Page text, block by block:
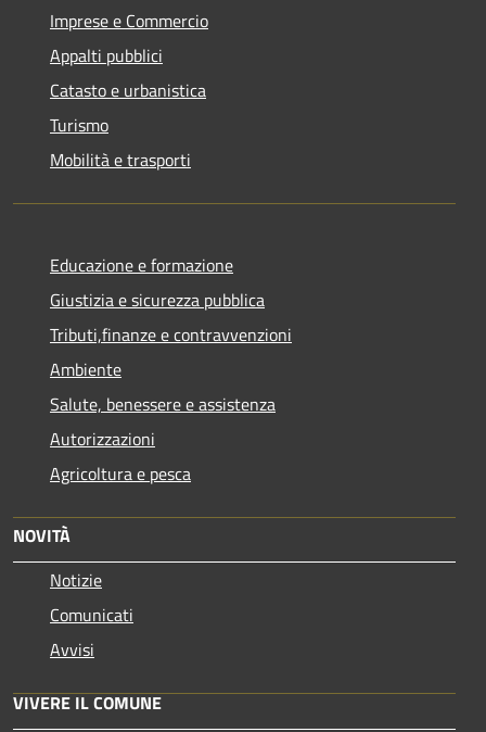
Imprese e Commercio
Appalti pubblici
Catasto e urbanistica
Turismo
Mobilità e trasporti
Educazione e formazione
Giustizia e sicurezza pubblica
Tributi,finanze e contravvenzioni
Ambiente
Salute, benessere e assistenza
Autorizzazioni
Agricoltura e pesca
NOVITÀ
Notizie
Comunicati
Avvisi
VIVERE IL COMUNE